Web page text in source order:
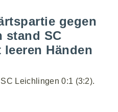
gegen
stand SC
Händen
Leichlingen 0:1 (3:2).